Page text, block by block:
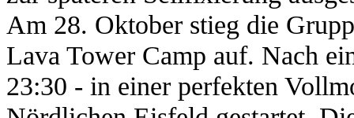
Am 28. Oktober stieg die
Lava Tower Camp auf. Nach
23:30 - in einer perfekten